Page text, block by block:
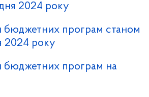
2024 року
бюджетних програм станом
2024 року
бюджетних програм на